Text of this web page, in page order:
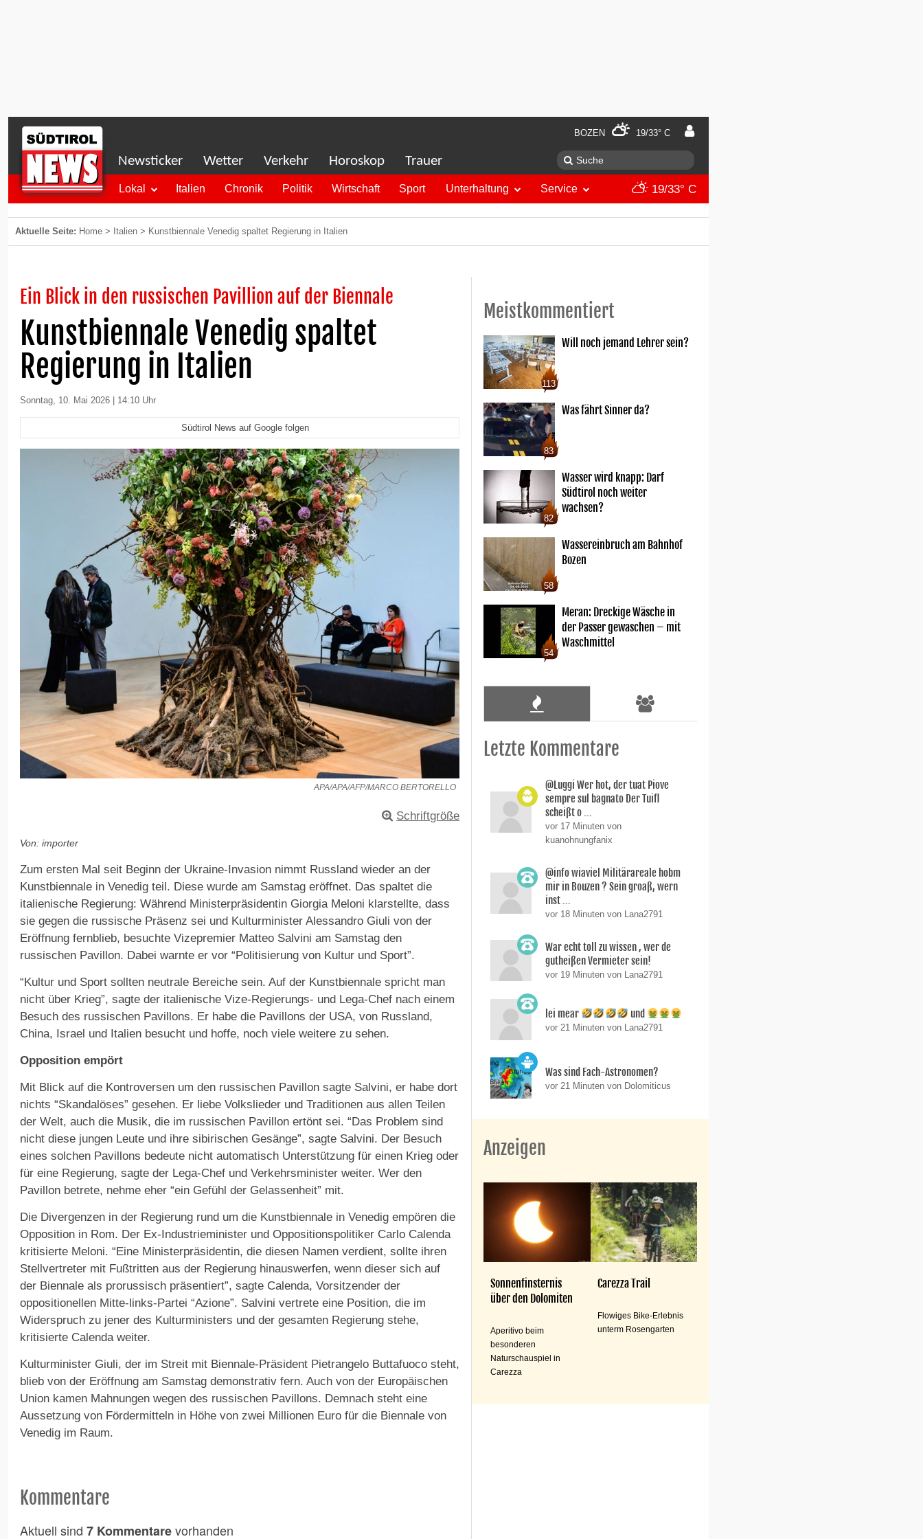
BOZEN 19/33° C
Newsticker Wetter Verkehr Horoskop Trauer
Lokal Italien Chronik Politik Wirtschaft Sport Unterhaltung Service 19/33° C
Aktuelle Seite: Home > Italien > Kunstbiennale Venedig spaltet Regierung in Italien
Ein Blick in den russischen Pavillion auf der Biennale
Kunstbiennale Venedig spaltet
Regierung in Italien
Sonntag, 10. Mai 2026 | 14:10 Uhr
Südtirol News auf Google folgen
APA/APA/AFP/MARCO BERTORELLO
Schriftgröße
Von: importer
Zum ersten Mal seit Beginn der Ukraine-Invasion nimmt Russland wieder an der
Kunstbiennale in Venedig teil. Diese wurde am Samstag eröffnet. Das spaltet die
italienische Regierung: Während Ministerpräsidentin Giorgia Meloni klarstellte, dass
sie gegen die russische Präsenz sei und Kulturminister Alessandro Giuli von der
Eröffnung fernblieb, besuchte Vizepremier Matteo Salvini am Samstag den
russischen Pavillon. Dabei warnte er vor “Politisierung von Kultur und Sport”.
“Kultur und Sport sollten neutrale Bereiche sein. Auf der Kunstbiennale spricht man
nicht über Krieg”, sagte der italienische Vize-Regierungs- und Lega-Chef nach einem
Besuch des russischen Pavillons. Er habe die Pavillons der USA, von Russland,
China, Israel und Italien besucht und hoffe, noch viele weitere zu sehen.
Opposition empört
Mit Blick auf die Kontroversen um den russischen Pavillon sagte Salvini, er habe dort
nichts “Skandalöses” gesehen. Er liebe Volkslieder und Traditionen aus allen Teilen
der Welt, auch die Musik, die im russischen Pavillon ertönt sei. “Das Problem sind
nicht diese jungen Leute und ihre sibirischen Gesänge”, sagte Salvini. Der Besuch
eines solchen Pavillons bedeute nicht automatisch Unterstützung für einen Krieg oder
für eine Regierung, sagte der Lega-Chef und Verkehrsminister weiter. Wer den
Pavillon betrete, nehme eher “ein Gefühl der Gelassenheit” mit.
Die Divergenzen in der Regierung rund um die Kunstbiennale in Venedig empören die
Opposition in Rom. Der Ex-Industrieminister und Oppositionspolitiker Carlo Calenda
kritisierte Meloni. “Eine Ministerpräsidentin, die diesen Namen verdient, sollte ihren
Stellvertreter mit Fußtritten aus der Regierung hinauswerfen, wenn dieser sich auf
der Biennale als prorussisch präsentiert”, sagte Calenda, Vorsitzender der
oppositionellen Mitte-links-Partei “Azione”. Salvini vertrete eine Position, die im
Widerspruch zu jener des Kulturministers und der gesamten Regierung stehe,
kritisierte Calenda weiter.
Kulturminister Giuli, der im Streit mit Biennale-Präsident Pietrangelo Buttafuoco steht,
blieb von der Eröffnung am Samstag demonstrativ fern. Auch von der Europäischen
Union kamen Mahnungen wegen des russischen Pavillons. Demnach steht eine
Aussetzung von Fördermitteln in Höhe von zwei Millionen Euro für die Biennale von
Venedig im Raum.
Kommentare
Aktuell sind 7 Kommentarevorhanden
Meistkommentiert
113
Will noch jemand Lehrer sein?
83
Was fährt Sinner da?
82
Wasser wird knapp: Darf
Südtirol noch weiter
wachsen?
58
Wassereinbruch am Bahnhof
Bozen
54
Meran: Dreckige Wäsche in
der Passer gewaschen – mit
Waschmittel
Letzte Kommentare
@Luggi Wer hot, der tuat Piove
sempre sul bagnato Der Tuifl
scheißt o ...
vor 17 Minuten von
kuanohnungfanix
@info wiaviel Militärareale hobm
mir in Bouzen ? Sein groaß, wern
inst ...
vor 18 Minuten von Lana2791
War echt toll zu wissen , wer de
gutheißen Vermieter sein!
vor 19 Minuten von Lana2791
lei mear und
vor 21 Minuten von Lana2791
Was sind Fach-Astronomen?
vor 21 Minuten von Dolomiticus
Anzeigen
Sonnenfinsternis
über den Dolomiten
Aperitivo beim
besonderen
Naturschauspiel in
Carezza
Carezza Trail
Flowiges Bike-Erlebnis
unterm Rosengarten